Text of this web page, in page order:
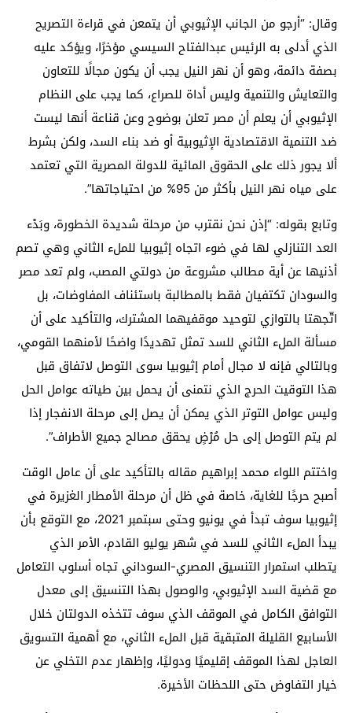
وقال: “أرجو من الجانب الإثيوبي أن يتمعن في قراءة التصريح
الذي أدلى به الرئيس عبدالفتاح السيسي مؤخرًا، ويؤكد عليه
بصفة دائمة، وهو أن نهر النيل يجب أن يكون مجالًا للتعاون
والتعايش والتنمية وليس أداة للصراع، كما يجب على النظام
الإثيوبي أن يعلم أن مصر تعلن بوضوح وعن قناعة أنها ليست
ضد التنمية الاقتصادية الإثيوبية أو ضد بناء السد، ولكن بشرط
ألا يجور ذلك على الحقوق المائية للدولة المصرية التي تعتمد
على مياه نهر النيل بأكثر من 95% من احتياجاتها”.
وتابع بقوله: “إذن نحن نقترب من مرحلة شديدة الخطورة، وبَدْء
العد التنازلي لها في ضوء اتجاه إثيوبيا للملء الثاني وهي تصم
أذنيها عن أية مطالب مشروعة من دولتي المصب، ولم تعد مصر
والسودان تكتفيان فقط بالمطالبة باستئناف المفاوضات، بل
اتّجهتا بالتوازي لتوحيد موقفيهما المشترك، والتأكيد على أن
مسألة الملء الثاني للسد تمثل تهديدًا واضحًا لأمنهما القومي،
وبالتالي فإنه لا مجال أمام إثيوبيا سوى التوصل لاتفاق قبل
هذا التوقيت الحرج الذي نتمنى أن يحمل بين طياته عوامل الحل
وليس عوامل التوتر الذي يمكن أن يصل إلى مرحلة الانفجار إذا
لم يتم التوصل إلى حل مُرْضٍ يحقق مصالح جميع الأطراف”.
واختتم اللواء محمد إبراهيم مقاله بالتأكيد على أن عامل الوقت
أصبح حرجًا للغاية، خاصة في ظل أن مرحلة الأمطار الغزيرة في
إثيوبيا سوف تبدأ في يونيو وحتى سبتمبر 2021، مع التوقع بأن
يبدأ الملء الثاني للسد في شهر يوليو القادم، الأمر الذي
يتطلب استمرار التنسيق المصري-السوداني تجاه أسلوب التعامل
مع قضية السد الإثيوبي، والوصول بهذا التنسيق إلى معدل
التوافق الكامل في الموقف الذي سوف تتخذه الدولتان خلال
الأسابيع القليلة المتبقية قبل الملء الثاني، مع أهمية التسويق
العاجل لهذا الموقف إقليميًا ودوليًا، وإظهار عدم التخلي عن
خيار التفاوض حتى اللحظات الأخيرة.